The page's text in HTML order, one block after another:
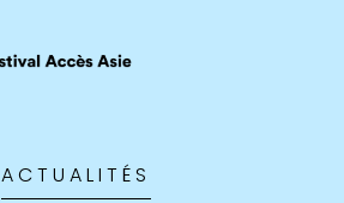
ACTUALITÉS